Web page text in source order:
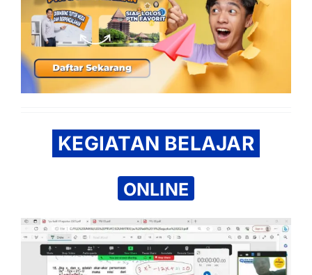
KEGIATAN BELAJAR
ONLINE